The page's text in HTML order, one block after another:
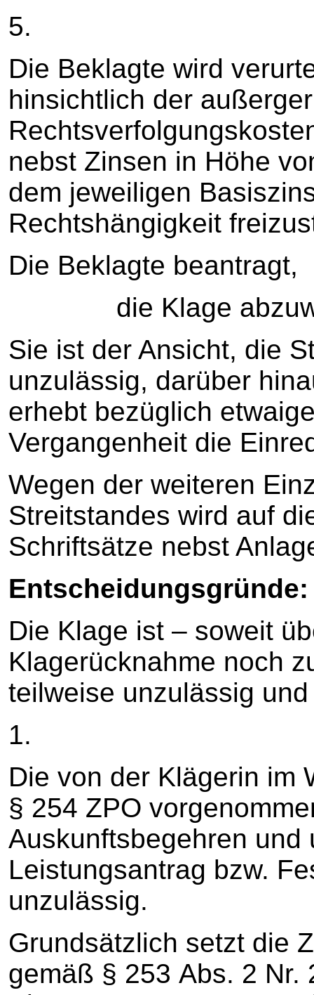
5.
Die Beklagte wird
hinsichtlich der
nebst Zinsen in Höhe
dem jeweiligen
Rechtshängigkeit
Die Beklagte beantragt,
die Klage
Sie ist der Ansicht, die
unzulässig, darüber
erhebt bezüglich
Vergangenheit die
Wegen der weiteren
Streitstandes wird auf
Schriftsätze nebst
Entscheidungsgründe:
Die Klage ist – soweit
Klagerücknahme noch
teilweise unzulässig
1.
Die von der Klägerin im
§ 254 ZPO
Auskunftsbegehren und
Leistungsantrag bzw.
unzulässig.
Grundsätzlich setzt die
gemäß § 253 Abs. 2 Nr.